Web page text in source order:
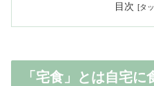
目次
「宅食」とは自宅